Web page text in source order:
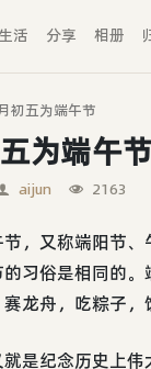
生活 分享 相册
初五为端午节
为端午
aijun 2163
，又称端阳节
习俗是相同的
龙舟，吃粽子，
是纪念历史上